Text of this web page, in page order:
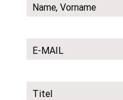
Name, Vorname
E-MAIL
Titel